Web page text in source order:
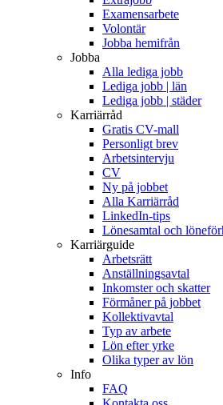
Examensarbete
Volontär
Jobba hemifrån
Jobba
Alla lediga jobb
Lediga jobb | län
Lediga jobb | städer
Karriärråd
Gratis CV-mall
Personligt brev
Arbetsintervju
CV
Ny på jobbet
Alla Karriärråd
LinkedIn-tips
Lönesamtal och
Karriärguide
Arbetsrätt
Anställningsavtal
Inkomster och skatter
Förmåner på jobbet
Kollektivavtal
Typ av arbete
Lön efter yrke
Olika typer av lön
Info
FAQ